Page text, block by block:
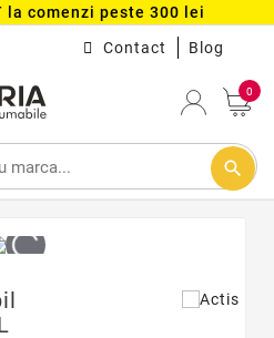
la comenzi peste 300 lei
Contact Blog
0
search